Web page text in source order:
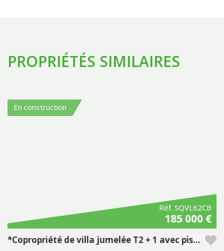
PROPRIÉTÉS SIMILAIRES
En construction
Réf. SQVL62CB
185 000 €
*Copropriété de villa jumelée T2 + 1 avec piscine privée à Pestana Silves Golfe Resort - Algarve